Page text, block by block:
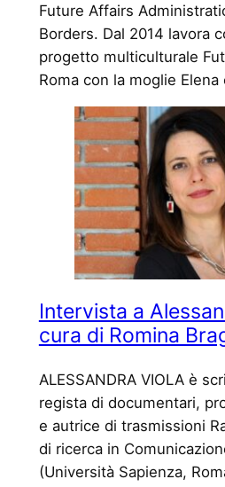
Future Affairs
Borders. Dal 2014 lavora
progetto multiculturale
Roma con la moglie
Intervista a
cura di Romina
ALESSANDRA VIOLA è
regista di documentari,
e autrice di trasmissioni
di ricerca in
(Università Sapienza,